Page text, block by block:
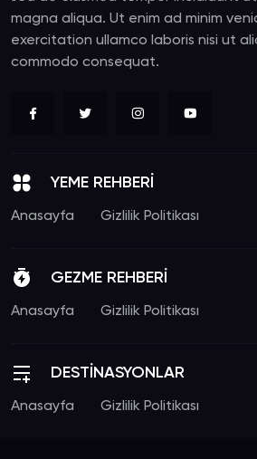
magna aliqua. Ut enim ad minim
exercitation ullamco laboris nisi ut
commodo consequat.
YEME REHBERİ
Anasayfa Gizlilik Politikası
GEZME REHBERİ
Anasayfa Gizlilik Politikası
DESTİNASYONLAR
Anasayfa Gizlilik Politikası